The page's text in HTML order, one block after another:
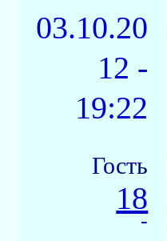
03.10.20
12 -
19:22
Гость
18
-